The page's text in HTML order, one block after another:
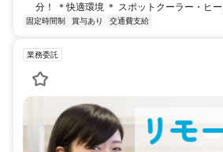
分！ ＊快適環境 ＊ スポットクーラー・ヒ
固定時間制 賞与あり 交通費支給
業務委託